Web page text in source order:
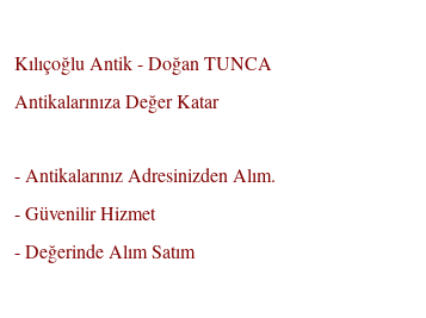
Kılıçoğlu Antik - Doğan TUNCA
Antikalarınıza Değer Katar
- Antikalarınız Adresinizden Alım.
- Güvenilir Hizmet
- Değerinde Alım Satım